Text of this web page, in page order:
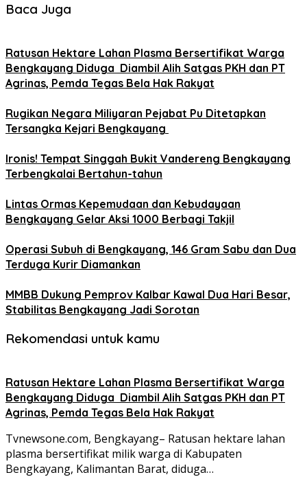
Baca Juga
Ratusan Hektare Lahan Plasma Bersertifikat Warga
Bengkayang Diduga Diambil Alih Satgas PKH dan PT
Agrinas, Pemda Tegas Bela Hak Rakyat
Rugikan Negara Miliyaran Pejabat Pu Ditetapkan
Tersangka Kejari Bengkayang
Ironis! Tempat Singgah Bukit Vandereng Bengkayang
Terbengkalai Bertahun-tahun
Lintas Ormas Kepemudaan dan Kebudayaan
Bengkayang Gelar Aksi 1000 Berbagi Takjil
Operasi Subuh di Bengkayang, 146 Gram Sabu dan Dua
Terduga Kurir Diamankan
MMBB Dukung Pemprov Kalbar Kawal Dua Hari Besar,
Stabilitas Bengkayang Jadi Sorotan
Rekomendasi untuk kamu
Ratusan Hektare Lahan Plasma Bersertifikat Warga
Bengkayang Diduga Diambil Alih Satgas PKH dan PT
Agrinas, Pemda Tegas Bela Hak Rakyat
Tvnewsone.com, Bengkayang– Ratusan hektare lahan
plasma bersertifikat milik warga di Kabupaten
Bengkayang, Kalimantan Barat, diduga…